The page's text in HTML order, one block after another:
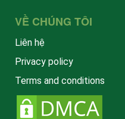
VỀ CHÚNG TÔI
Liên hệ
Privacy policy
Terms and conditions